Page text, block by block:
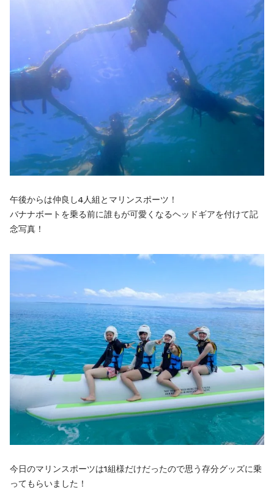
午後からは仲良し4人組とマリンスポーツ！
バナナボートを乗る前に誰もが可愛くなるヘッドギアを付けて記
念写真！
今日のマリンスポーツは1組様だけだったので思う存分グッズに乗
ってもらいました！